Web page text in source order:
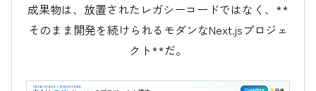
成果物は、放置されたレガシーコードではなく、**
そのまま開発を続けられるモダンなNext.jsプロジェ
クト**だ。